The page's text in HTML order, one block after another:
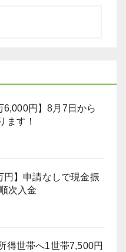
6,000円】8月7日から
ます！
円】申請なしで現金振
次入金
得世帯へ1世帯7,500円